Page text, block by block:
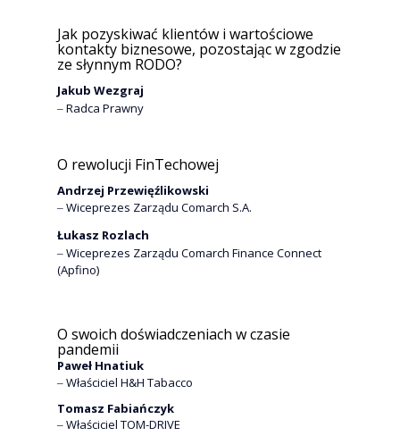
Jakub Wezgraj
Andrzej Przewięźlikowski
Paweł Hnatiuk
‒ Radca Prawny
Jak pozyskiwać klientów i wartościowe
kontakty biznesowe, pozostając w zgodzie
ze słynnym RODO?
O rewolucji FinTechowej
‒ Wiceprezes Zarządu Comarch S.A.
Łukasz Rozlach
‒ Wiceprezes Zarządu Comarch Finance Connect
(Apfino)
O swoich doświadczeniach w czasie
pandemii
Tomasz Fabiańczyk
‒ Właściciel H&H Tabacco
‒ Właściciel TOM-DRIVE